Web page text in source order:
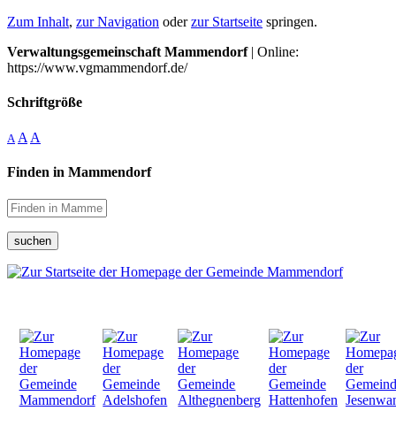
Zum Inhalt, zur Navigation oderzur Startseite springen.
Verwaltungsgemeinschaft Mammendorf| Online:
https://www.vgmammendorf.de/
Schriftgröße
A A A
Finden in Mammendorf
suchen